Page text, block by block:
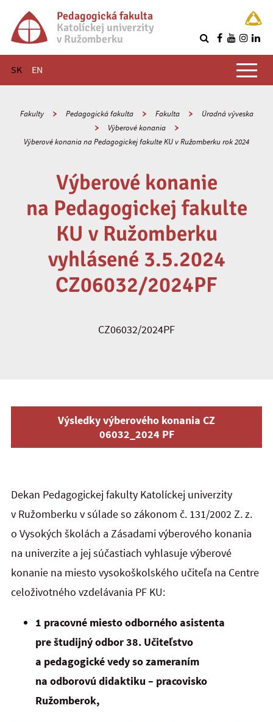
Pedagogická fakulta
Katolíckej univerzity
v Ružomberku
SK EN
Hlavné menu
Fakulty Pedagogická fakulta Fakulta
Úradná výveska
Výberové konania
Výberové konania na Pedagogickej fakulte KU v Ružomberku rok 2024
Výberové konanie
na Pedagogickej fakulte
KU v Ružomberku
vyhlásené 3.5.2024
CZ06032/2024PF
CZ06032/2024PF
Výsledky výberového konania CZ
06032_2024 PF
Dekan Pedagogickej fakulty Katolíckej univerzity
v Ružomberku v súlade so zákonom č. 131/2002 Z. z.
o Vysokých školách a Zásadami výberového konania
na univerzite a jej súčastiach vyhlasuje výberové
konanie na miesto vysokoškolského učiteľa na Centre
celoživotného vzdelávania PF KU:
1 pracovné miesto odborného asistenta
pre študijný odbor 38. Učiteľstvo
a pedagogické vedy so zameraním
na odborovú didaktiku – pracovisko
Ružomberok,